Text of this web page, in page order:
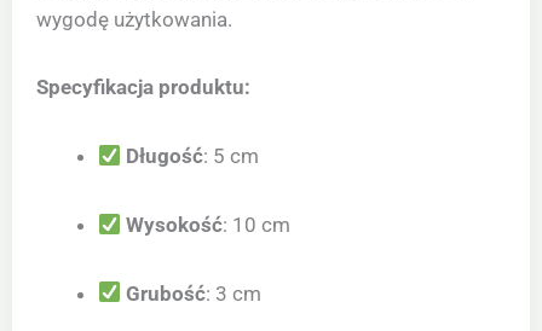
wygodę użytkowania.
Specyfikacja produktu:
Długość: 5 cm
Wysokość: 10 cm
Grubość: 3 cm